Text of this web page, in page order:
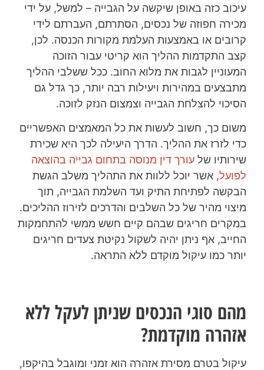
עיכוב כזה באופן שיקשה על הגבייה – למשל, על ידי
מכירה חפוזה של נכסים, הסתרתם, העברתם לידי
קרובים או באמצעות העלמת מקורות הכנסה. לכן,
קצב התקדמות ההליך הוא קריטי עבור הזוכה
המעוניין לגבות את מלוא החוב. ככל ששלבי ההליך
מתבצעים במהירות ויעילות רבה יותר, כך גדל גם
הסיכוי להצלחת הגבייה וצמצום הנזק לזוכה.
משום כך, חשוב לעשות את כל המאמצים האפשריים
כדי לזרז את ההליך. הדרך היעילה לכך היא שכירת
שירותיו של עורך דין מנוסה בתחום גבייה בהוצאה
לפועל, אשר יוכל ללוות את התהליך משלב הגשת
הבקשה לפתיחת התיק ועד השלמת הגבייה, תוך
מיצוי מהיר של כל השלבים והדרכים לזירוז ההליכים.
במקרים חריגים שבהם קיים חשש ממשי להתחמקות
החייב, אף ניתן יהיה לשקול נקיטת צעדים חריגים
יותר כמו עיקול מוקדם ללא התראה.
מהם סוגי הנכסים שניתן לעקל ללא
אזהרה מוקדמת?
עיקול בטרם מסירת אזהרה הוא זמני ומוגבל בהיקפו,